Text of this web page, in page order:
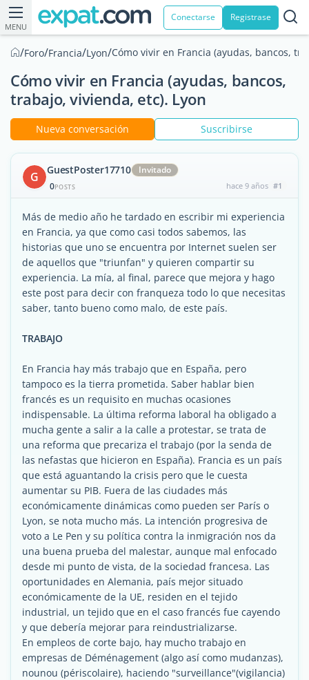
MENU
Conectarse Registrase
/Foro/Francia/Lyon/Cómo vivir en Francia (ayudas, bancos,
Cómo vivir en Francia (ayudas, bancos,
trabajo, vivienda, etc). Lyon
Nueva conversación Suscribirse
G GuestPoster17710
Invitado
0POSTS hace 9 años #1
Más de medio año he tardado en escribir mi experiencia
en Francia, ya que como casi todos sabemos, las
historias que uno se encuentra por Internet suelen ser
de aquellos que "triunfan" y quieren compartir su
experiencia. La mía, al final, parece que mejora y hago
este post para decir con franqueza todo lo que necesitas
saber, tanto bueno como malo, de este país.
TRABAJO
En Francia hay más trabajo que en España, pero
tampoco es la tierra prometida. Saber hablar bien
francés es un requisito en muchas ocasiones
indispensable. La última reforma laboral ha obligado a
mucha gente a salir a la calle a protestar, se trata de
una reforma que precariza el trabajo (por la senda de
las nefastas que hicieron en España). Francia es un país
que está aguantando la crisis pero que le cuesta
aumentar su PIB. Fuera de las ciudades más
económicamente dinámicas como pueden ser París o
Lyon, se nota mucho más. La intención progresiva de
voto a Le Pen y su política contra la inmigración nos da
una buena prueba del malestar, aunque mal enfocado
desde mi punto de vista, de la sociedad francesa. Las
oportunidades en Alemania, país mejor situado
económicamente de la UE, residen en el tejido
industrial, un tejido que en el caso francés fue cayendo
y que debería mejorar para reindustrializarse.
En empleos de corte bajo, hay mucho trabajo en
empresas de Déménagement (algo así como mudanzas),
nounou (périscolaire), haciendo "surveillance"(vigilancia)